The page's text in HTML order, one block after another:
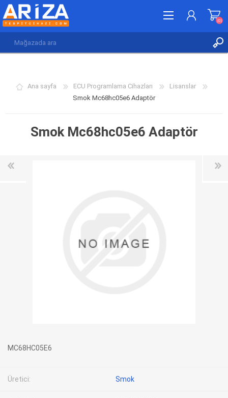
(0)
Ana sayfa ECU Programlama Cihazları
Lisanslar
Smok Mc68hc05e6 Adaptör
Smok Mc68hc05e6 Adaptör
MC68HC05E6
Üretici: Smok